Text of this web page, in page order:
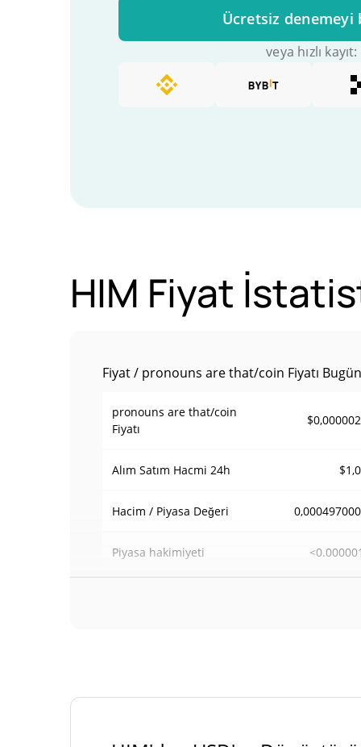
Ücretsiz denemeyi
veya hızlı kayıt:
HIM Fiyat
Fiyat / pronouns are that/coin Fiyatı Bugün
pronouns are that/coin
Fiyatı
Alım Satım Hacmi 24h
Hacim / Piyasa Değeri
Piyasa hakimiyeti